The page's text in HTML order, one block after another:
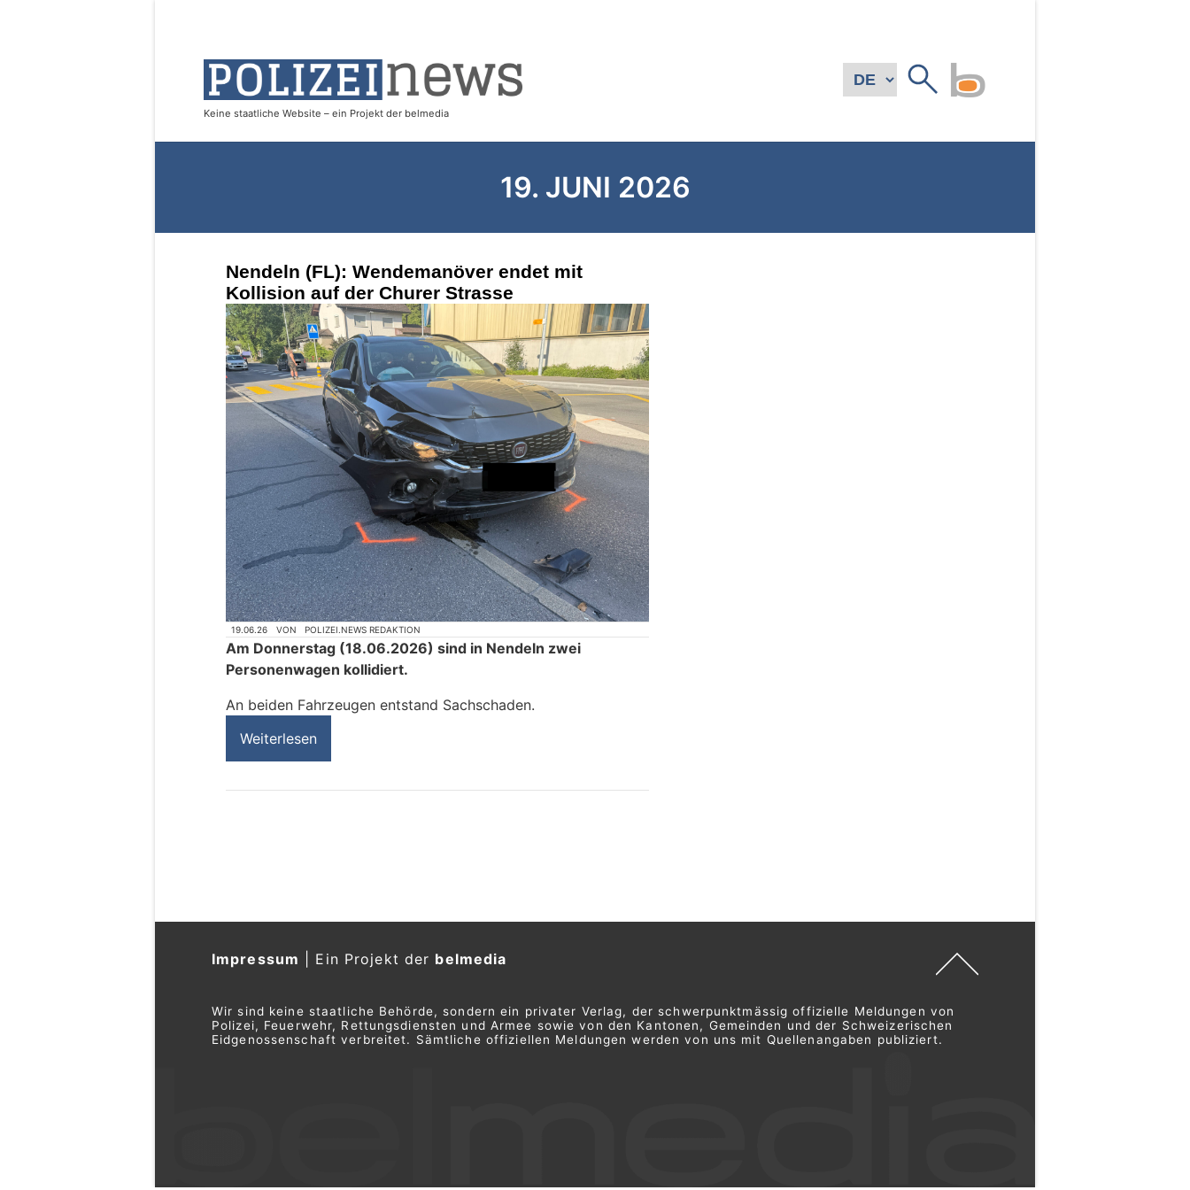
19. JUNI 2026
Nendeln (FL): Wendemanöver endet mit
Kollision auf der Churer Strasse
19.06.26 VON POLIZEI.NEWS REDAKTION
Am Donnerstag (18.06.2026) sind in Nendeln zwei
Personenwagen kollidiert.
An beiden Fahrzeugen entstand Sachschaden.
Weiterlesen
Impressum Ein Projekt der belmedia
Wir sind keine staatliche Behörde, sondern ein privater Verlag, der schwerpunktmässig offizielle Meldungen von
Polizei, Feuerwehr, Rettungsdiensten und Armee sowie von den Kantonen, Gemeinden und der Schweizerischen
Eidgenossenschaft verbreitet. Sämtliche offiziellen Meldungen werden von uns mit Quellenangaben publiziert.